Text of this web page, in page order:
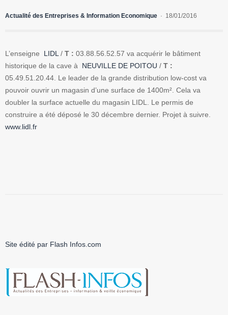
Actualité des Entreprises & Information Economique 18/01/2016
L’enseigne LIDL/ T : 03.88.56.52.57 va acquérir le bâtiment
historique de la cave à NEUVILLE DE POITOU / T :
05.49.51.20.44. Le leader de la grande distribution low-cost va
pouvoir ouvrir un magasin d’une surface de 1400m². Cela va
doubler la surface actuelle du magasin LIDL. Le permis de
construire a été déposé le 30 décembre dernier. Projet à suivre.
www.lidl.fr
Site édité par Flash Infos.com